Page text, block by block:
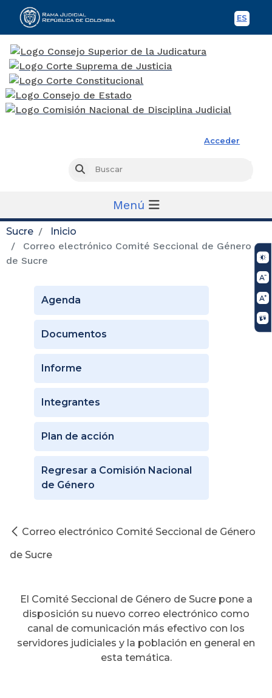
ES
Acceder
Buscar
Menú
Sucre
Inicio
Correo electrónico Comité Seccional de Género
de Sucre
Agenda
Documentos
Informe
Integrantes
Plan de acción
Regresar a Comisión Nacional
de Género
Correo electrónico Comité Seccional de Género
de Sucre
El Comité Seccional de Género de Sucre pone a
disposición su nuevo correo electrónico como
canal de comunicación más efectivo con los
servidores judiciales y la población en general en
esta temática.